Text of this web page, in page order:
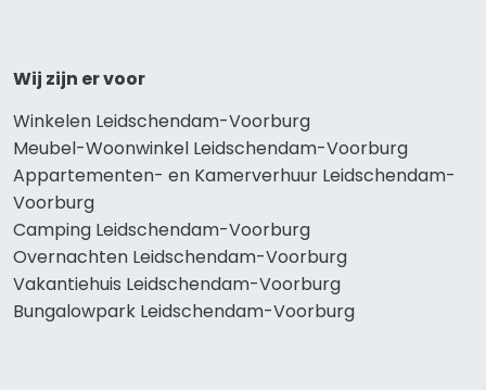
Wij zijn er voor
Winkelen Leidschendam-Voorburg
Meubel-Woonwinkel Leidschendam-Voorburg
Appartementen- en Kamerverhuur Leidschendam-
Voorburg
Camping Leidschendam-Voorburg
Overnachten Leidschendam-Voorburg
Vakantiehuis Leidschendam-Voorburg
Bungalowpark Leidschendam-Voorburg